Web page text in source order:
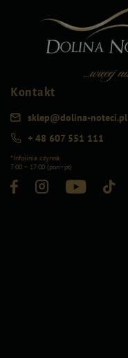
Kontakt
sklep@dolina-noteci.pl
+ 48 607 551 111
*Infolinia czynna
7:00 – 17:00 (pon–pt)